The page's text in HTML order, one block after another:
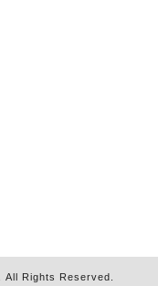
. All Rights Reserved.